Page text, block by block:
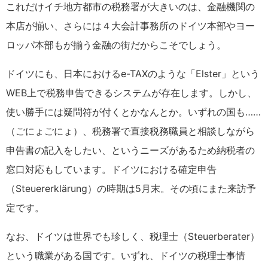
これだけイチ地方都市の税務署が大きいのは、金融機関の
本店が揃い、さらには４大会計事務所のドイツ本部やヨー
ロッパ本部もが揃う金融の街だからこそでしょう。
ドイツにも、日本におけるe-TAXのような「Elster」という
WEB上で税務申告できるシステムが存在します。しかし、
使い勝手には疑問符が付くとかなんとか。いずれの国も……
（ごにょごにょ）、税務署で直接税務職員と相談しながら
申告書の記入をしたい、というニーズがあるため納税者の
窓口対応もしています。ドイツにおける確定申告
（Steuererklärung）の時期は5月末。その頃にまた来訪予
定です。
なお、ドイツは世界でも珍しく、税理士（Steuerberater）
という職業がある国です。いずれ、ドイツの税理士事情